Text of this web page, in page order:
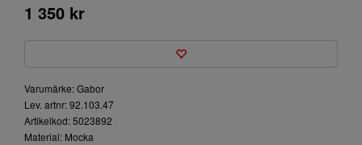
1 350 kr
Varumärke: Gabor
Lev. artnr: 92.103.47
Artikelkod: 5023892
Material: Mocka